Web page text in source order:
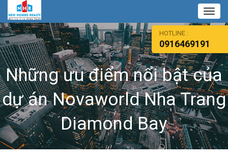
Những ưu điểm nổi bật của
dự án Novaworld Nha Trang
Diamond Bay
HOTLINE :
0916469191